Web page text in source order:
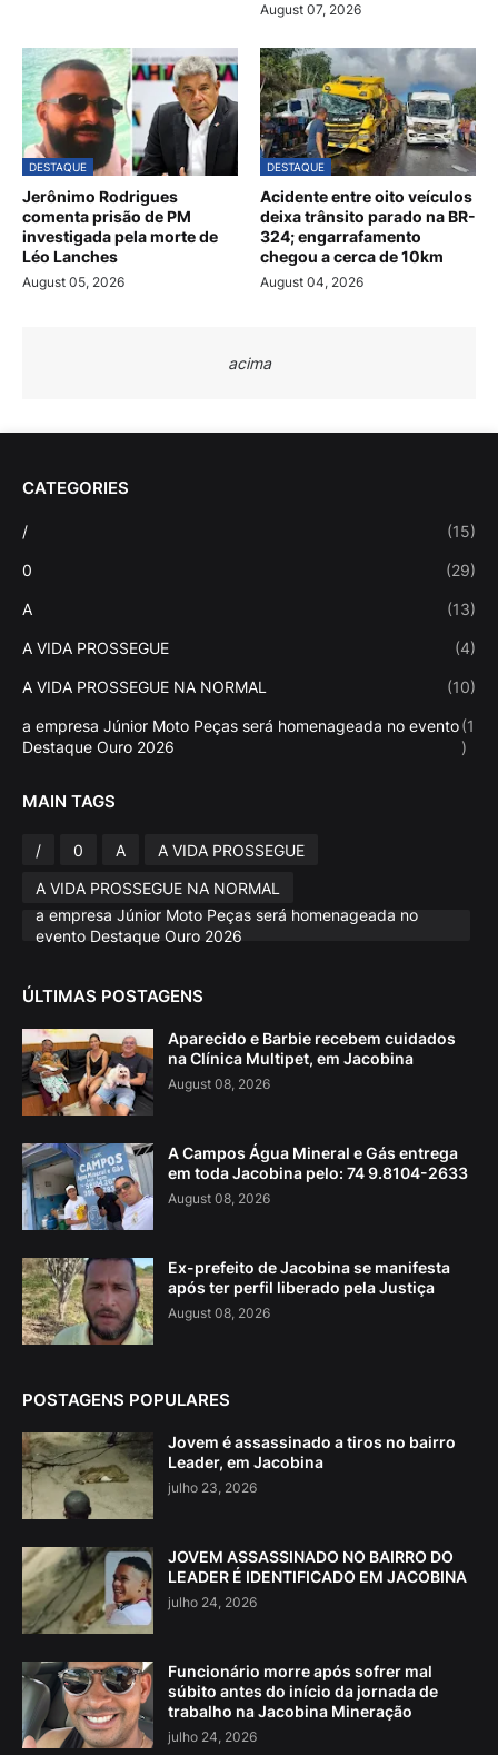
August 07, 2026
DESTAQUE
Jerônimo Rodrigues
comenta prisão de PM
investigada pela morte de
Léo Lanches
August 05, 2026
DESTAQUE
Acidente entre oito veículos
deixa trânsito parado na BR-
324; engarrafamento
chegou a cerca de 10km
August 04, 2026
acima
CATEGORIES
/ (15)
0 (29)
A (13)
A VIDA PROSSEGUE (4)
A VIDA PROSSEGUE NA NORMAL (10)
a empresa Júnior Moto Peças será homenageada no evento
Destaque Ouro 2026
(1
)
MAIN TAGS
/ 0 A
A VIDA PROSSEGUE
A VIDA PROSSEGUE NA NORMAL
a empresa Júnior Moto Peças será homenageada no
evento Destaque Ouro 2026
ÚLTIMAS POSTAGENS
Aparecido e Barbie recebem cuidados
na Clínica Multipet, em Jacobina
August 08, 2026
A Campos Água Mineral e Gás entrega
em toda Jacobina pelo: 74 9.8104-2633
August 08, 2026
Ex-prefeito de Jacobina se manifesta
após ter perfil liberado pela Justiça
August 08, 2026
POSTAGENS POPULARES
Jovem é assassinado a tiros no bairro
Leader, em Jacobina
julho 23, 2026
JOVEM ASSASSINADO NO BAIRRO DO
LEADER É IDENTIFICADO EM JACOBINA
julho 24, 2026
Funcionário morre após sofrer mal
súbito antes do início da jornada de
trabalho na Jacobina Mineração
julho 24, 2026